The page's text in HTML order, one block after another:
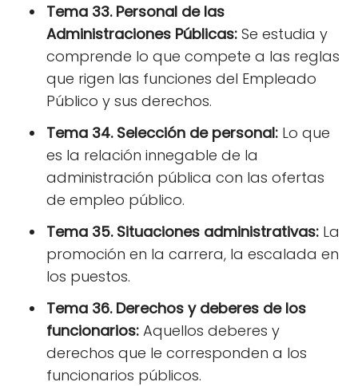
Tema 33. Personal de las
Administraciones Públicas: Se estudia y
comprende lo que compete a las reglas
que rigen las funciones del Empleado
Público y sus derechos.
Tema 34. Selección de personal: Lo que
es la relación innegable de la
administración pública con las ofertas
de empleo público.
Tema 35. Situaciones administrativas: La
promoción en la carrera, la escalada en
los puestos.
Tema 36. Derechos y deberes de los
funcionarios: Aquellos deberes y
derechos que le corresponden a los
funcionarios públicos.